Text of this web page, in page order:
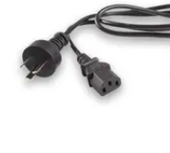
Medios de